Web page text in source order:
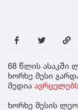
68 წლის ასაკში
ხორხე მესი
მედია
ხორხე მესის